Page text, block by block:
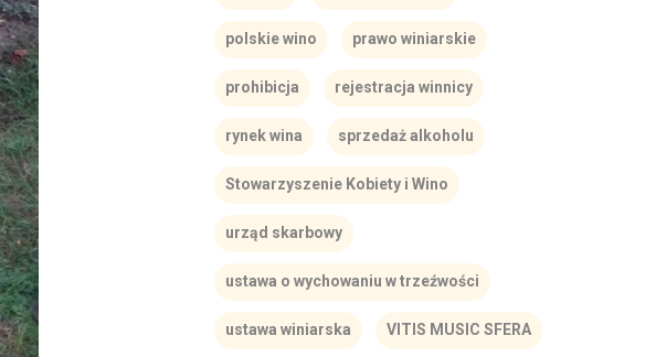
polskie wino prawo winiarskie
prohibicja rejestracja winnicy
rynek wina sprzedaż alkoholu
Stowarzyszenie Kobiety i Wino
urząd skarbowy
ustawa o wychowaniu w trzeźwości
ustawa winiarska VITIS MUSIC SFERA